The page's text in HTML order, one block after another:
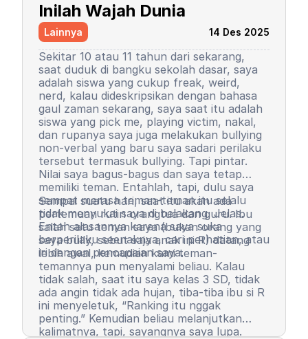
Inilah Wajah Dunia
Lainnya 14 Des 2025
Sekitar 10 atau 11 tahun dari sekarang,
saat duduk di bangku sekolah dasar, saya
adalah siswa yang cukup freak, weird,
nerd, kalau dideskripsikan dengan bahasa
gaul zaman sekarang, saya saat itu adalah
siswa yang pick me, playing victim, nakal,
dan rupanya saya juga melakukan bullying
non-verbal yang baru saya sadari perilaku
tersebut termasuk bullying. Tapi pintar.
Nilai saya bagus-bagus dan saya tetap
memiliki teman. Entahlah, tapi, dulu saya
sempat merasa teman-teman itu selalu
tidak menyukai saya di belakang. Jelas.
Entah alasannya karena saya suka
berperilaku seenaknya, cari perhatian, atau
iri dengan pencapaian saya.
Sampai suatu hari, saat itu akan ada
pertemuan rutin orangtua dan guru. Ibu
salah satu teman saya (bukan orang yang
saya bully, sebut saja anak ini R) datang
lebih awal, kemudian kami teman-
temannya pun menyalami beliau. Kalau
tidak salah, saat itu saya kelas 3 SD, tidak
ada angin tidak ada hujan, tiba-tiba ibu si R
ini menyeletuk, “Ranking itu nggak
penting.” Kemudian beliau melanjutkan
kalimatnya, tapi, sayangnya saya lupa.